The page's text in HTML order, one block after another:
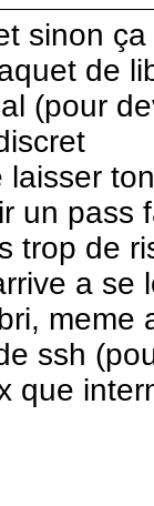
sinon
de
(pour
laisser
un pass
trop de
a se
ssh
que